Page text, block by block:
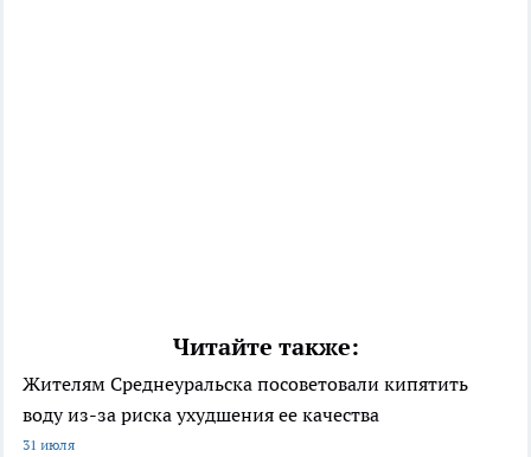
Читайте также:
Жителям Среднеуральска посоветовали кипятить
воду из-за риска ухудшения ее качества
31 июля